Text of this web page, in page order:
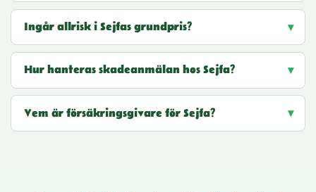
Ingår allrisk i Sejfas grundpris?
Hur hanteras skadeanmälan hos Sejfa?
Vem är försäkringsgivare för Sejfa?